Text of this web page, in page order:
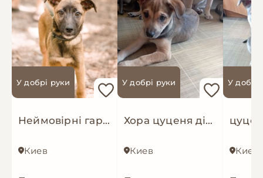
У добрі руки
Неймовірні гарнюні шукають дім!
Киев
У добрі руки
Хора цуценя дівчинка, метис хаскі
Киев
У добрі
Киев